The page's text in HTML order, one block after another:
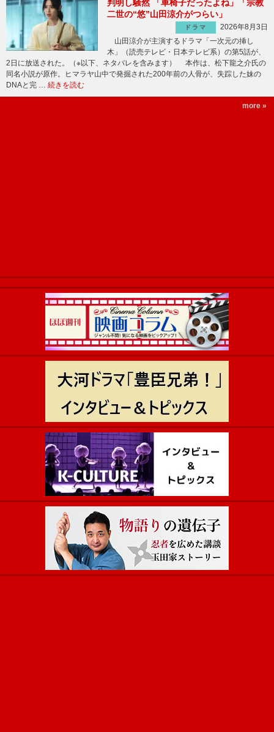
判明し騒然 「車椅子だったよね」「宗教
二世の“悠”山田涼介がつらい」
ドラマ
2026年8月3日
山田涼介が主演するドラマ「一次元の挿し
木」（読売テレビ・日本テレビ系）の第5話が、
2日に放送された。（※以下、ネタバレを含みます） 本作は、松下龍之介氏の
同名小説が原作。ヒマラヤ山中で発掘された200年前の人骨が、失踪した妹の
DNAと完 … 続きを読む
more »